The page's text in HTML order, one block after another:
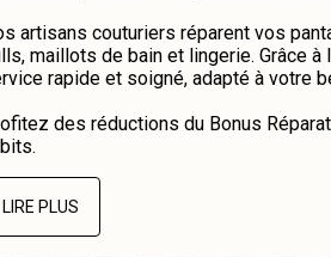
artisans couturiers réparent vos
maillots de bain et lingerie. Grâce
rapide et soigné, adapté à votre
des réductions du Bonus
LIRE PLUS